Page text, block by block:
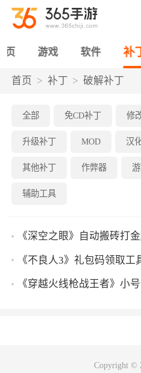
页 游戏 软件 补
首页 补丁 破解补丁
全部 免CD补丁 修
升级补丁 MOD 汉
其他补丁 作弊器
辅助工具
《深空之眼》自动搬砖打
《不良人3》礼包码领取工
《穿越火线枪战王者》小
Copyright ©